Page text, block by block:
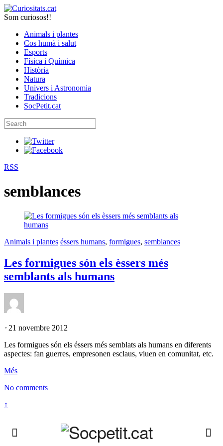
Som curiosos!!
Animals i plantes
Cos humà i salut
Esports
Física i Química
Història
Natura
Univers i Astronomia
Tradicions
SocPetit.cat
RSS
semblances
Animals i plantes éssers humans, formigues, semblances
Les formigues són els èssers més
semblants als humans
⋅ 21 novembre 2012
Les formigues són els éssers més semblats als humans en diferents
aspectes: fan guerres, empresonen esclaus, viuen en comunitat, etc.
Més
No comments
↑